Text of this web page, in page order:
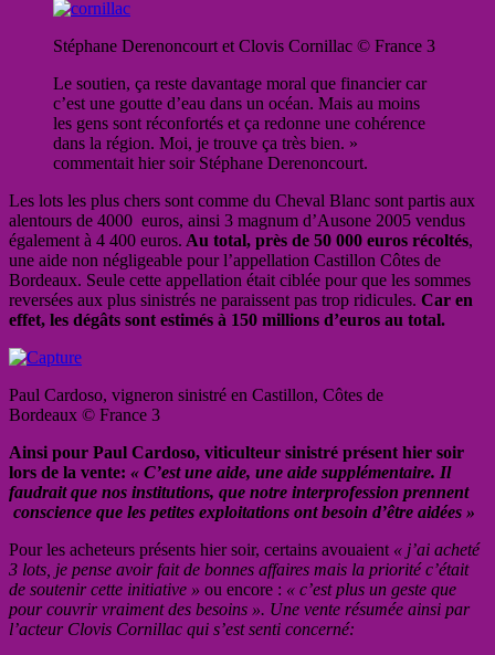
Stéphane Derenoncourt et Clovis Cornillac © France 3
Le soutien, ça reste davantage moral que financier car
c’est une goutte d’eau dans un océan. Mais au moins
les gens sont réconfortés et ça redonne une cohérence
dans la région. Moi, je trouve ça très bien. »
commentait hier soir Stéphane Derenoncourt.
Les lots les plus chers sont comme du Cheval Blanc sont partis aux
alentours de 4000 euros, ainsi 3 magnum d’Ausone 2005 vendus
également à 4 400 euros. Au total, près de 50 000 euros récoltés,
une aide non négligeable pour l’appellation Castillon Côtes de
Bordeaux. Seule cette appellation était ciblée pour que les sommes
reversées aux plus sinistrés ne paraissent pas trop ridicules. Car en
effet, les dégâts sont estimés à 150 millions d’euros au total.
Paul Cardoso, vigneron sinistré en Castillon, Côtes de
Bordeaux © France 3
Ainsi pour Paul Cardoso, viticulteur sinistré présent hier soir
lors de la vente: « C’est une aide, une aide supplémentaire. Il
faudrait que nos institutions, que notre interprofession prennent
conscience que les petites exploitations ont besoin d’être aidées »
Pour les acheteurs présents hier soir, certains avouaient « j’ai acheté
3 lots, je pense avoir fait de bonnes affaires mais la priorité c’était
de soutenir cette initiative » ou encore : « c’est plus un geste que
pour couvrir vraiment des besoins ». Une vente résumée ainsi par
l’acteur Clovis Cornillac qui s’est senti concerné: